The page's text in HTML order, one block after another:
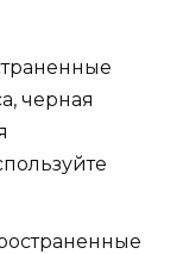
черная